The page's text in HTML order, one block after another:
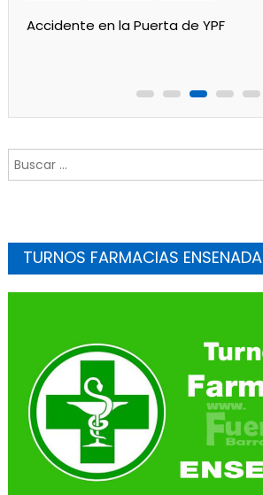
Accidente en la Puerta de YPF
Buscar:
TURNOS FARMACIAS ENSENADA